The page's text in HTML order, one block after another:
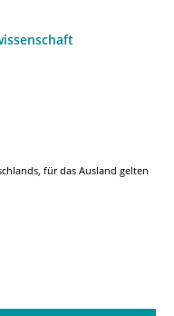
für das Ausland gelten